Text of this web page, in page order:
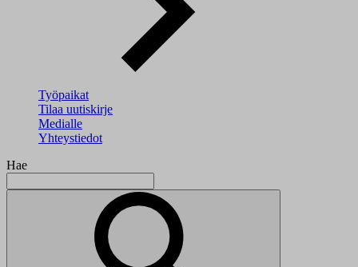
Työpaikat
Tilaa uutiskirje
Medialle
Yhteystiedot
Hae